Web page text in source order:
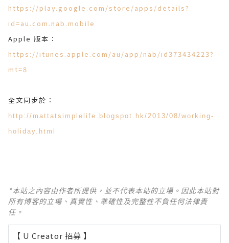
https://play.google.com/store/apps/details?
id=au.com.nab.mobile
Apple 版本：
https://itunes.apple.com/au/app/nab/id373434223?
mt=8
全文同步於：
http://mattatsimplelife.blogspot.hk/2013/08/working-
holiday.html
*本站之內容由作者所提供，並不代表本站的立場。因此本站對
所有博客的立場、真實性、準確性及完整性不負任何法律責
任。
【 U Creator 招募 】